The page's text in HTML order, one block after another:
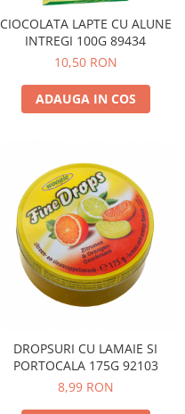
CIOCOLATA LAPTE CU ALUNE
INTREGI 100G 89434
10,50 RON
ADAUGA IN COS
DROPSURI CU LAMAIE SI
PORTOCALA 175G 92103
8,99 RON